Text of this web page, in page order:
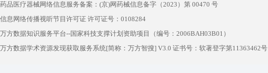
药品医疗器械网络信息服务备案：(京)网药械信息备字（2023）第 00470 号
信息网络传播视听节目许可证 许可证号：0108284
万方数据知识服务平台--国家科技支撑计划资助项目（编号：2006BAH03B01）
万方数据学术资源发现获取服务系统[简称：万方智搜] V3.0 证书号：软著登字第11363462号